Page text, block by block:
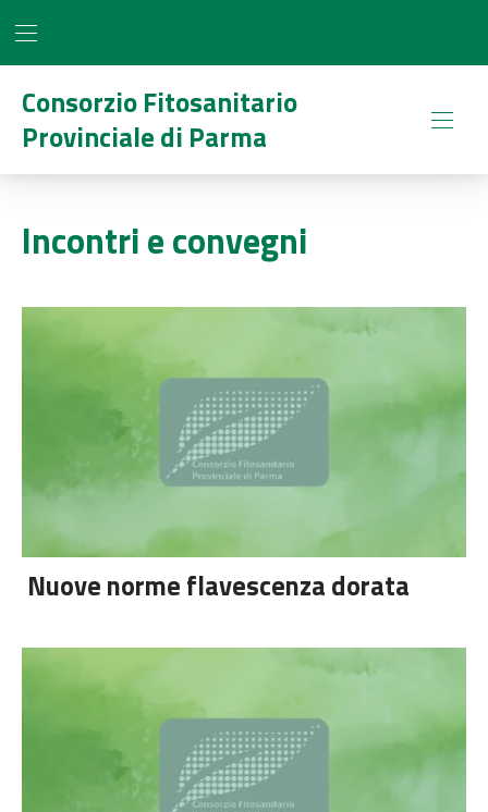
BAR NAVIGATION
Consorzio Fitosanitario
Provinciale di Parma
Incontri e convegni
Nuove norme flavescenza dorata